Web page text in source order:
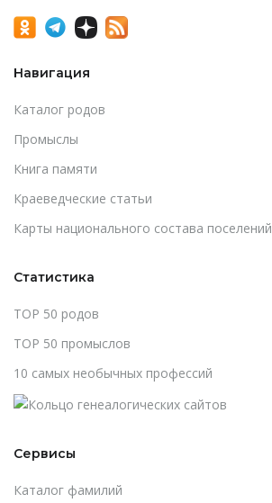
Навигация
Каталог родов
Промыслы
Книга памяти
Краеведческие статьи
Карты национального состава поселений
Статистика
TOP 50 родов
TOP 50 промыслов
10 самых необычных профессий
Сервисы
Каталог фамилий